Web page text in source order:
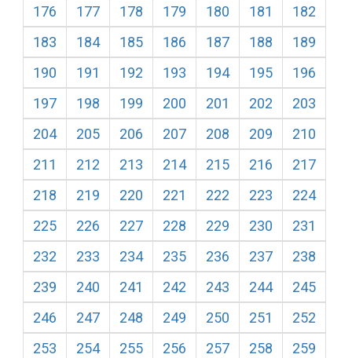
176
177 178 179 180 181
182
183
184 185 186 187 188
189
190
191 192 193 194 195
196
197
198 199 200 201 202
203
204
205 206 207 208 209
210
211
212 213 214 215 216
217
218
219 220 221 222 223
224
225
226 227 228 229 230
231
232
233 234 235 236 237
238
239
240 241 242 243 244
245
246
247 248 249 250 251
252
253
254 255 256 257 258
259